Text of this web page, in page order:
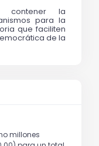
contener la
para la
que faciliten
de la
millones